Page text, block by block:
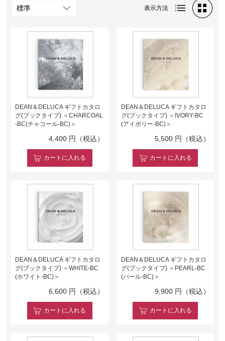
表示方法
DEAN＆DELUCA ギフトカタロ
グ(ブックタイプ) ＜CHARCOAL
-BC(チャコール-BC)＞
4,400 円（税込）
カート に入れる
DEAN＆DELUCA ギフトカタロ
グ(ブックタイプ) ＜IVORY-BC
(アイボリー-BC)＞
5,500 円（税込）
カート に入れる
DEAN＆DELUCA ギフトカタロ
グ(ブックタイプ) ＜WHITE-BC
(ホワイト-BC)＞
6,600 円（税込）
カート に入れる
DEAN＆DELUCA ギフトカタロ
グ(ブックタイプ) ＜PEARL-BC
(パール-BC)＞
9,900 円（税込）
カート に入れる